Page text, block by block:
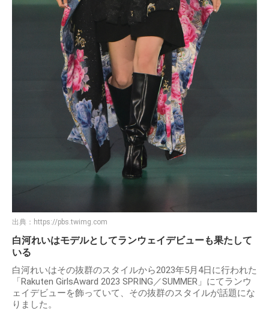
出典： https://pbs.twimg.com
白河れいはモデルとしてランウェイデビューも果たして
いる
白河れいはその抜群のスタイルから2023年5月4日に行われた
「Rakuten GirlsAward 2023 SPRING／SUMMER」にてランウ
ェイデビューを飾っていて、その抜群のスタイルが話題にな
りました。